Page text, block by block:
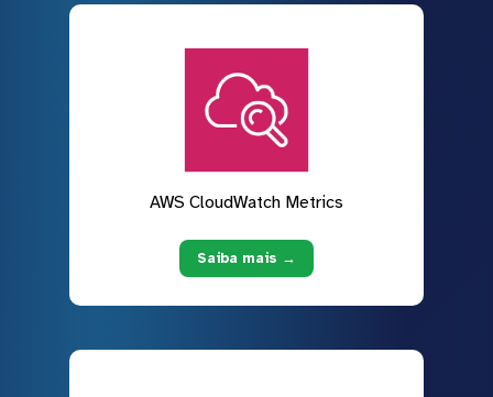
AWS CloudWatch Metrics
Saiba mais →